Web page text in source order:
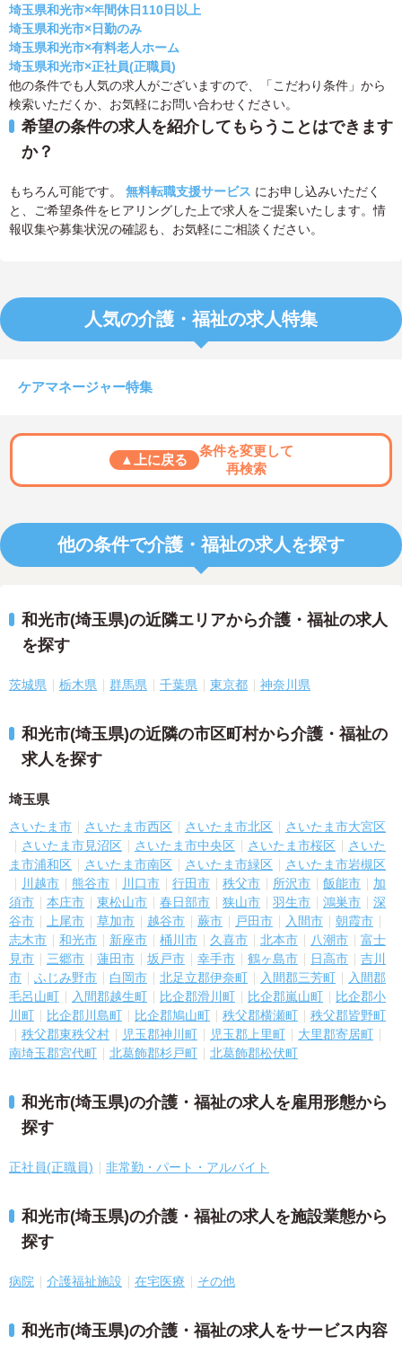
埼玉県和光市×年間休日110日以上
埼玉県和光市×日勤のみ
埼玉県和光市×有料老人ホーム
埼玉県和光市×正社員(正職員)
他の条件でも人気の求人がございますので、「こだわり条件」から
検索いただくか、お気軽にお問い合わせください。
希望の条件の求人を紹介してもらうことはできます
か？
もちろん可能です。 無料転職支援サービス にお申し込みいただく
と、ご希望条件をヒアリングした上で求人をご提案いたします。情
報収集や募集状況の確認も、お気軽にご相談ください。
人気の介護・福祉の求人特集
ケアマネージャー特集
▲上に戻る
条件を変更して
再検索
他の条件で介護・福祉の求人を探す
和光市(埼玉県)の近隣エリアから介護・福祉の求人
を探す
茨城県 栃木県 群馬県 千葉県 東京都 神奈川県
和光市(埼玉県)の近隣の市区町村から介護・福祉の
求人を探す
埼玉県
さいたま市 さいたま市西区 さいたま市北区
さいたま市大宮区
さいたま市見沼区
さいたま市中央区 さいたま市桜区
さいた
ま市浦和区
さいたま市南区 さいたま市緑区
さいたま市岩槻区
川越市
熊谷市 川口市 行田市 秩父市 所沢市 飯能市
加
須市
本庄市 東松山市 春日部市 狭山市 羽生市 鴻巣市
深
谷市
上尾市 草加市 越谷市 蕨市 戸田市 入間市
朝霞市
志木市
和光市 新座市 桶川市 久喜市 北本市 八潮市
富士
見市
三郷市 蓮田市 坂戸市 幸手市 鶴ヶ島市 日高市
吉川
市
ふじみ野市 白岡市 北足立郡伊奈町 入間郡三芳町
入間郡
毛呂山町
入間郡越生町 比企郡滑川町 比企郡嵐山町
比企郡小
川町
比企郡川島町 比企郡鳩山町 秩父郡横瀬町
秩父郡皆野町
秩父郡東秩父村
児玉郡神川町 児玉郡上里町
大里郡寄居町
南埼玉郡宮代町
北葛飾郡杉戸町 北葛飾郡松伏町
和光市(埼玉県)の介護・福祉の求人を雇用形態から
探す
正社員(正職員) 非常勤・パート・アルバイト
和光市(埼玉県)の介護・福祉の求人を施設業態から
探す
病院 介護福祉施設 在宅医療 その他
和光市(埼玉県)の介護・福祉の求人をサービス内容